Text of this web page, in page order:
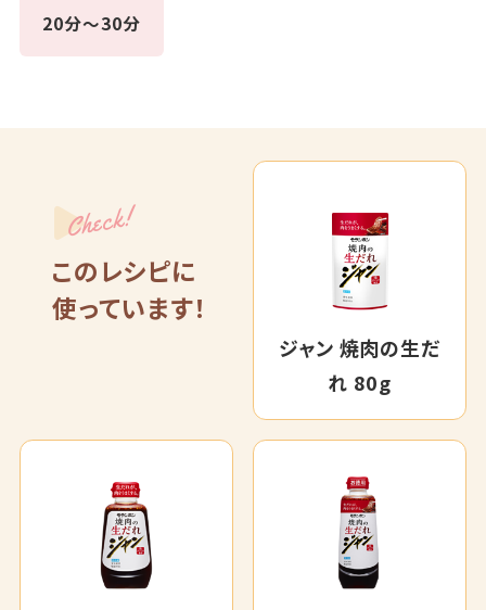
20分～30分
Check!
このレシピに
使っています！
ジャン 焼肉の生だ
れ 80g